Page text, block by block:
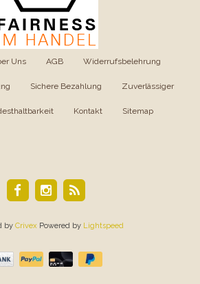
Uns AGB Widerrufsbelehrung
Sichere Bezahlung Zuverlässiger
Kontakt Sitemap
by Crivex Powered by Lightspeed